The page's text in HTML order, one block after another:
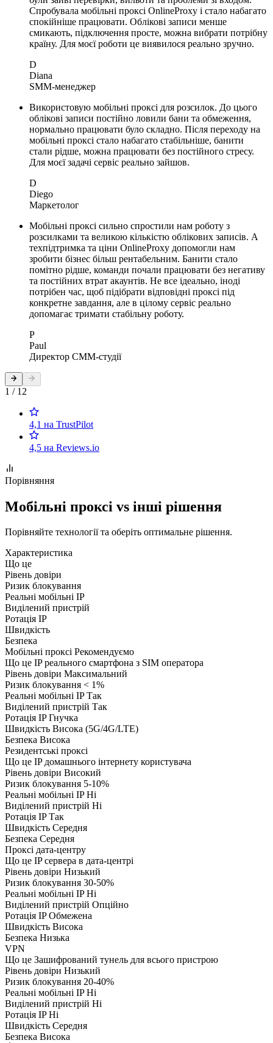
Спробувала мобільні проксі OnlineProxy і стало набагато
спокійніше працювати. Облікові записи менше
смикають, підключення просте, можна вибрати потрібну
країну. Для моєї роботи це виявилося реально зручно.
D
Diana
SMM-менеджер
Використовую мобільні проксі для розсилок. До цього
облікові записи постійно ловили бани та обмеження,
нормально працювати було складно. Після переходу на
мобільні проксі стало набагато стабільніше, банити
стали рідше, можна працювати без постійного стресу.
Для моєї задачі сервіс реально зайшов.
D
Diego
Маркетолог
Мобільні проксі сильно спростили нам роботу з
розсилками та великою кількістю облікових записів. А
техпідтримка та ціни OnlineProxy допомогли нам
зробити бізнес більш рентабельним. Банити стало
помітно рідше, команди почали працювати без негативу
та постійних втрат акаунтів. Не все ідеально, іноді
потрібен час, щоб підібрати відповідні проксі під
конкретне завдання, але в цілому сервіс реально
допомагає тримати стабільну роботу.
P
Paul
Директор СММ-студії
1 / 12
4,1 на TrustPilot
4,5 на Reviews.io
Порівняння
Мобільні проксі vs інші рішення
Порівняйте технології та оберіть оптимальне рішення.
Характеристика
Що це
Рівень довіри
Ризик блокування
Реальні мобільні IP
Виділений пристрій
Ротація IP
Швидкість
Безпека
Мобільні проксі Рекомендуємо
Що це IP реального смартфона з SIM оператора
Рівень довіри Максимальний
Ризик блокування < 1%
Реальні мобільні IPТак
Виділений пристрій Так
Ротація IPГнучка
Швидкість Висока (5G/4G/LTE)
Безпека Висока
Резидентські проксі
Що це IP домашнього інтернету користувача
Рівень довіри Високий
Ризик блокування 5-10%
Реальні мобільні IPНі
Виділений пристрій Ні
Ротація IPТак
Швидкість Середня
Безпека Середня
Проксі дата-центру
Що це IP сервера в дата-центрі
Рівень довіри Низький
Ризик блокування 30-50%
Реальні мобільні IPНі
Виділений пристрій Опційно
Ротація IPОбмежена
Швидкість Висока
Безпека Низька
VPN
Що це Зашифрований тунель для всього пристрою
Рівень довіри Низький
Ризик блокування 20-40%
Реальні мобільні IPНі
Виділений пристрій Ні
Ротація IPНі
Швидкість Середня
Безпека Висока